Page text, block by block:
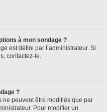
à mon sondage ?
est défini par l’administrateur. Si
contactez-le.
?
peuvent être modifiés que par
Pour modifier un